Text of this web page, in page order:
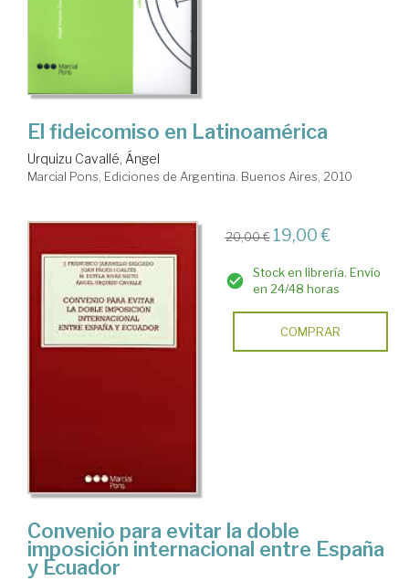
El fideicomiso en Latinoamérica
Urquizu Cavallé, Ángel
Marcial Pons, Ediciones de Argentina. Buenos Aires, 2010
20,00 € 19,00 €
Stock en librería. Envío
en 24/48 horas
COMPRAR
Convenio para evitar la doble
imposición internacional entre España
y Ecuador